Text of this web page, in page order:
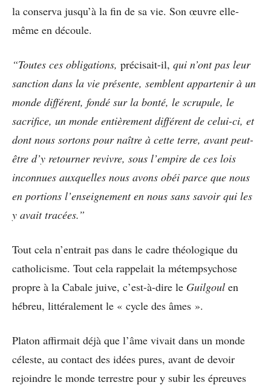
la conserva jusqu’à la fin de sa vie. Son œuvre elle-
même en découle.
“Toutes ces obligations, précisait-il, qui n’ont pas leur
sanction dans la vie présente, semblent appartenir à un
monde différent, fondé sur la bonté, le scrupule, le
sacrifice, un monde entièrement différent de celui-ci, et
dont nous sortons pour naître à cette terre, avant peut-
être d’y retourner revivre, sous l’empire de ces lois
inconnues auxquelles nous avons obéi parce que nous
en portions l’enseignement en nous sans savoir qui les
y avait tracées.”
Tout cela n’entrait pas dans le cadre théologique du
catholicisme. Tout cela rappelait la métempsychose
propre à la Cabale juive, c’est-à-dire le Guilgoul en
hébreu, littéralement le « cycle des âmes ».
Platon affirmait déjà que l’âme vivait dans un monde
céleste, au contact des idées pures, avant de devoir
rejoindre le monde terrestre pour y subir les épreuves